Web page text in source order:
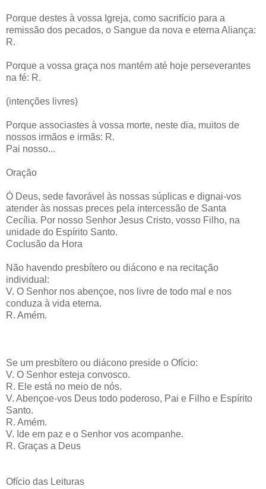
Porque destes à vossa Igreja, como sacrifício para a
remissão dos pecados, o Sangue da nova e eterna Aliança:
R.
Porque a vossa graça nos mantém até hoje perseverantes
na fé: R.
(intenções livres)
Porque associastes à vossa morte, neste dia, muitos de
nossos irmãos e irmãs: R.
Pai nosso...
Oração
Ó Deus, sede favorável às nossas súplicas e dignai-vos
atender às nossas preces pela intercessão de Santa
Cecília. Por nosso Senhor Jesus Cristo, vosso Filho, na
unidade do Espírito Santo.
Coclusão da Hora
Não havendo presbítero ou diácono e na recitação
individual:
V. O Senhor nos abençoe, nos livre de todo mal e nos
conduza à vida eterna.
R. Amém.
Se um presbítero ou diácono preside o Ofício:
V. O Senhor esteja convosco.
R. Ele está no meio de nós.
V. Abençoe-vos Deus todo poderoso, Pai e Filho e Espírito
Santo.
R. Amém.
V. Ide em paz e o Senhor vos acompanhe.
R. Graças a Deus
Ofício das Leituras